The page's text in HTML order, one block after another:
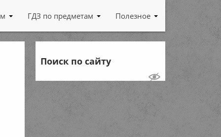
ГДЗ по предметам Полезное
Поиск по сайту